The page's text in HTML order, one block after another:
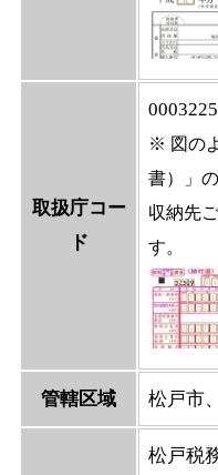
取扱庁コー
ド
※ 図の
書）」
収納先
す。
管轄区域 松戸市
松戸税